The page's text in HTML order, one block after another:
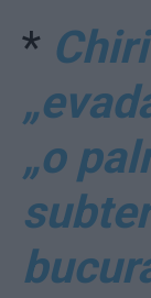
*
„o